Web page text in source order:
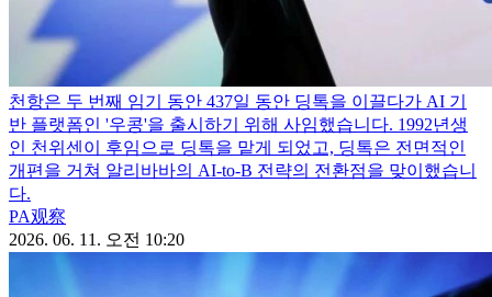
천항은 두 번째 임기 동안 437일 동안 딩톡을 이끌다가 AI 기
반 플랫폼인 '우콩'을 출시하기 위해 사임했습니다. 1992년생
인 천위센이 후임으로 딩톡을 맡게 되었고, 딩톡은 전면적인
개편을 거쳐 알리바바의 AI-to-B 전략의 전환점을 맞이했습니
다.
PA观察
2026. 06. 11. 오전 10:20